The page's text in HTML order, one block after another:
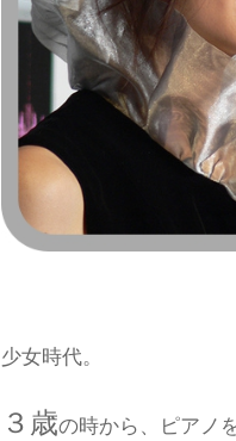
少女時代。
３歳の時から、ピアノ